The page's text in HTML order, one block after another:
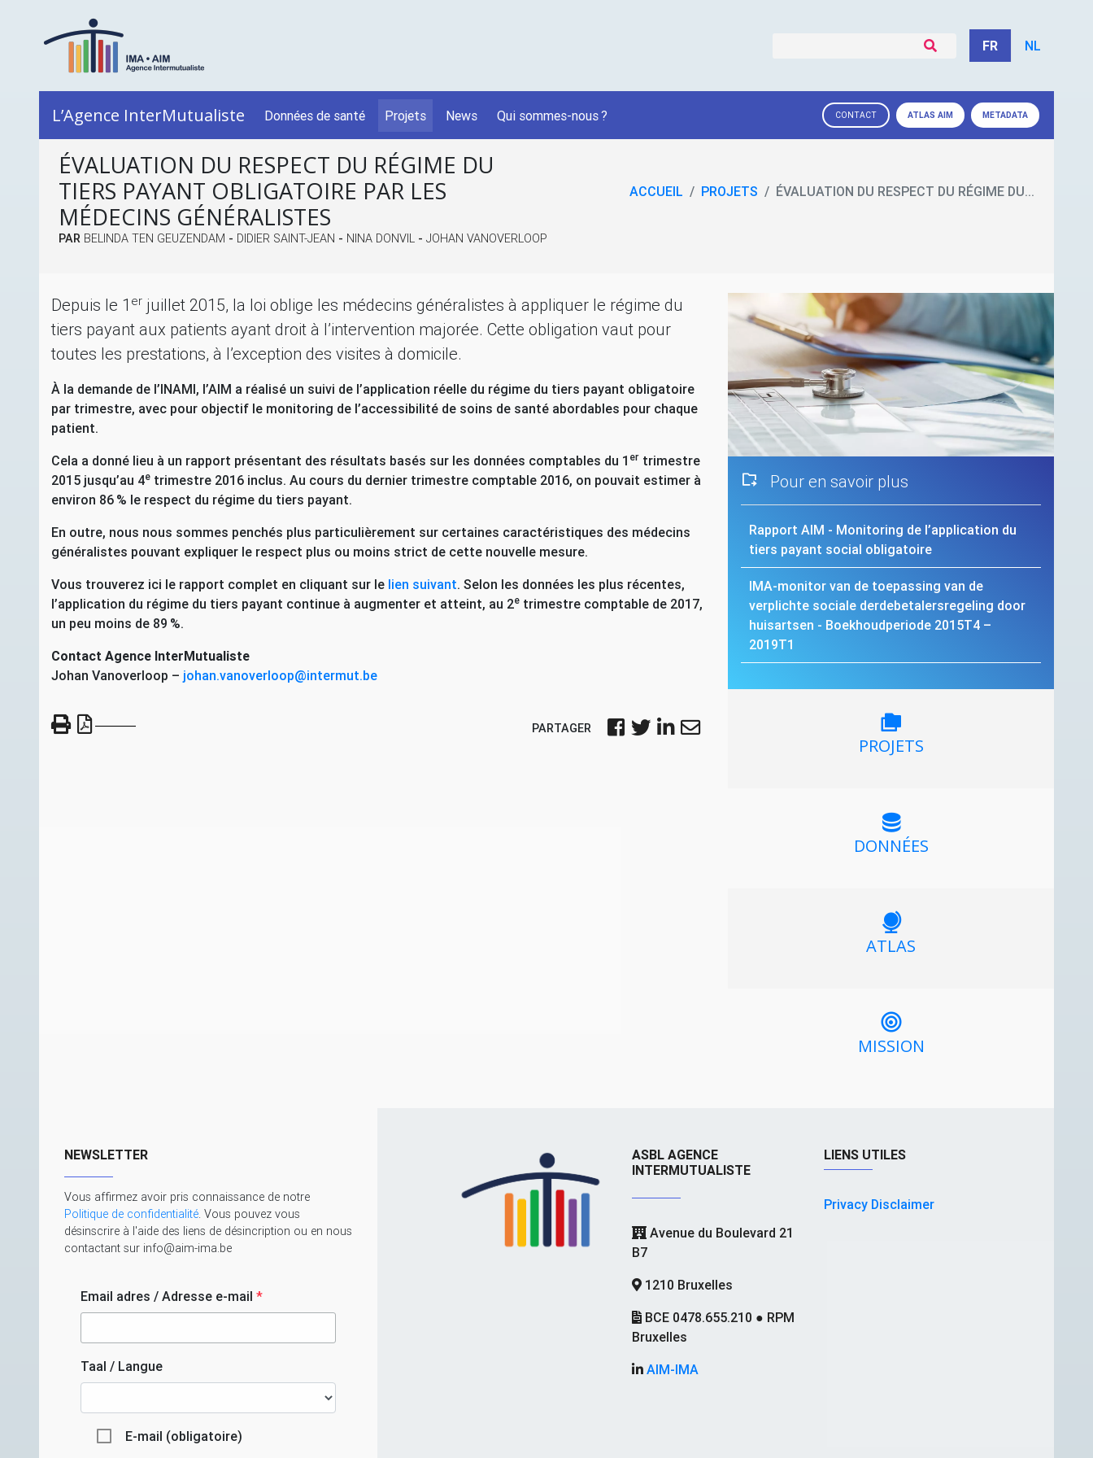
FR NL
L’Agence InterMutualiste Données de santé Projets News Qui sommes-nous? CONTACT ATLAS AIM METADATA
ÉVALUATION DU RESPECT DU RÉGIME DU
TIERS PAYANT OBLIGATOIRE PAR LES
MÉDECINS GÉNÉRALISTES
ACCUEIL PROJETS ÉVALUATION DU RESPECT DU RÉGIME DU...
PAR BELINDA TEN GEUZENDAM - DIDIER SAINT-JEAN - NINA DONVIL - JOHAN VANOVERLOOP
Depuis le 1 er juillet 2015, la loi oblige les médecins généralistes à appliquer le régime du
tiers payant aux patients ayant droit à l’intervention majorée. Cette obligation vaut pour
toutes les prestations, à l’exception des visites à domicile.
À la demande de l’INAMI, l’AIM a réalisé un suivi de l’application réelle du régime du tiers payant obligatoire
par trimestre, avec pour objectif le monitoring de l’accessibilité de soins de santé abordables pour chaque
patient.
Cela a donné lieu à un rapport présentant des résultats basés sur les données comptables du 1 er trimestre
2015 jusqu’au 4e trimestre 2016 inclus. Au cours du dernier trimestre comptable 2016, on pouvait estimer à
environ 86 % le respect du régime du tiers payant.
En outre, nous nous sommes penchés plus particulièrement sur certaines caractéristiques des médecins
généralistes pouvant expliquer le respect plus ou moins strict de cette nouvelle mesure.
Vous trouverez ici le rapport complet en cliquant sur le lien suivant. Selon les données les plus récentes,
l’application du régime du tiers payant continue à augmenter et atteint, au 2e trimestre comptable de 2017,
un peu moins de 89 %.
Contact Agence InterMutualiste
Johan Vanoverloop – johan.vanoverloop@intermut.be
PARTAGER
Pour en savoir plus
Rapport AIM - Monitoring de l’application du
tiers payant social obligatoire
IMA-monitor van de toepassing van de
verplichte sociale derdebetalersregeling door
huisartsen - Boekhoudperiode 2015T4 –
2019T1
PROJETS
DONNÉES
ATLAS
MISSION
NEWSLETTER
Vous affirmez avoir pris connaissance de notre
Politique de confidentialité. Vous pouvez vous
désinscrire à l'aide des liens de désincription ou en nous
contactant sur info@aim-ima.be
Email adres / Adresse e-mail *
Taal / Langue
E-mail (obligatoire)
ASBL AGENCE
INTERMUTUALISTE
Avenue du Boulevard 21
B7
1210 Bruxelles
BCE 0478.655.210 ● RPM
Bruxelles
AIM-IMA
LIENS UTILES
Privacy Disclaimer